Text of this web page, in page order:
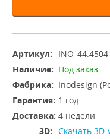
Артикул:
INO_44.4504
Наличие: Под заказ
Фабрика: Inodesign
Гарантия: 1 год
Доставка: 4 недели
3D: Скачать 3D